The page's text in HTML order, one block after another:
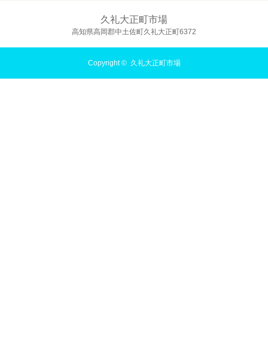
久礼大正町市場
高知県高岡郡中土佐町久礼大正町6372
Copyright © 久礼大正町市場